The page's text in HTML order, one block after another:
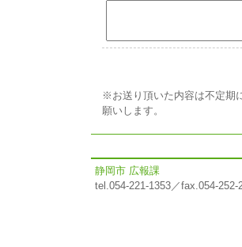
※お送り頂いた内容は不定期
願いします。
静岡市 広報課
tel.054-221-1353／fax.054-252-